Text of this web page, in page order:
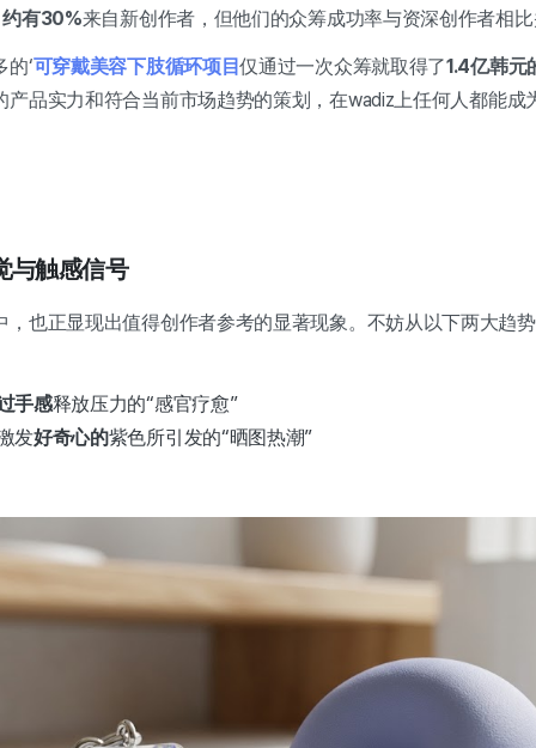
约有30%来自新创作者，但他们的众筹成功率与资深创作者相
‘可穿戴美容下肢循环项目仅通过一次众筹就取得了1.4亿韩元
产品实力和符合当前市场趋势的策划，在wadiz上任何人都能成
与触感信号
，也正显现出值得创作者参考的显著现象。不妨从以下两大趋
手感释放压力的“感官疗愈”
发好奇心的紫色所引发的“晒图热潮”